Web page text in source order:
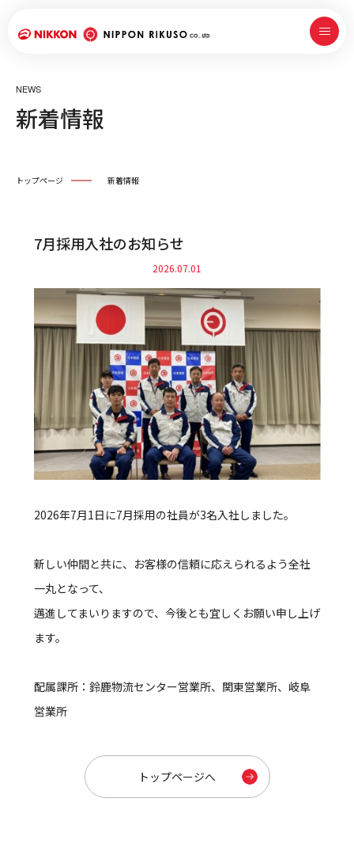
NEWS
新着情報
トップページ 新着情報
7月採用入社のお知らせ
2026.07.01
2026年7月1日に7月採用の社員が3名入社しました。
新しい仲間と共に、お客様の信頼に応えられるよう全社
一丸となって、
邁進してまいりますので、今後とも宜しくお願い申し上げ
ます。
配属課所：鈴鹿物流センター営業所、関東営業所、岐阜
営業所
トップページへ